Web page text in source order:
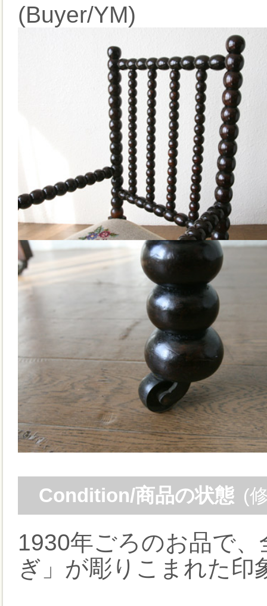
(Buyer/YM)
Condition/商品の状態 (
1930年ごろのお品で
ぎ」が彫りこまれた印